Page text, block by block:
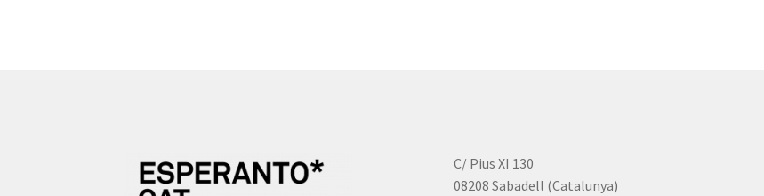
C/ Pius XI 130
08208 Sabadell (Catalunya)